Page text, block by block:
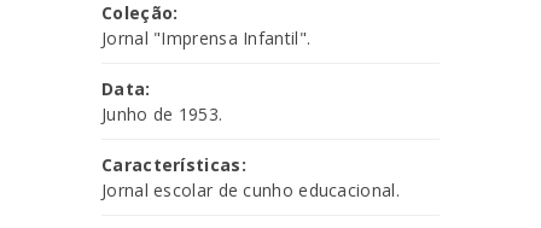
Coleção:
Jornal "Imprensa Infantil".
Data:
Junho de 1953.
Características:
Jornal escolar de cunho educacional.